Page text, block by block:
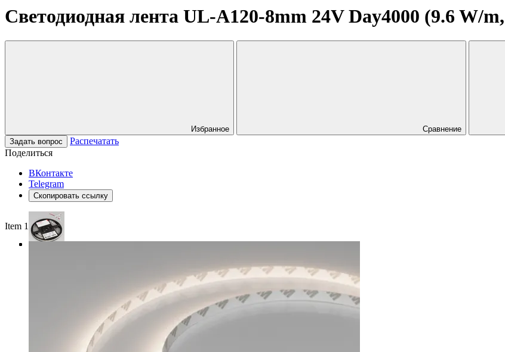
Светодиодная лента UL-A120-8mm 24V Day4000 (9.6 W/
Избранное Сравнение
Задать вопрос
Распечатать
Поделиться
ВКонтакте
Telegram
Скопировать ссылку
Item 1 of 3